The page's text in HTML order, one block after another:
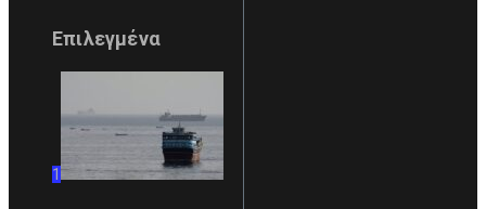
Επιλεγμένα
1